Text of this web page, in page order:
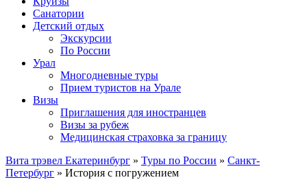
Санатории
Детский отдых
Экскурсии
По России
Урал
Многодневные туры
Прием туристов на Урале
Визы
Приглашения для иностранцев
Визы за рубеж
Медицинская страховка за границу
Вита трэвел Екатеринбург » Туры по России » Санкт-
Петербург » История с погружением